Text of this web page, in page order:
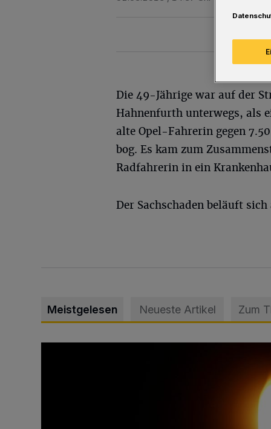
Die 49-Jährige war auf der
Hahnenfurth unterwegs, als
alte Opel-Fahrerin gegen
bog. Es kam zum
Radfahrerin in ein
Der Sachschaden beläuft
Meistgelesen Neueste Artikel Zum